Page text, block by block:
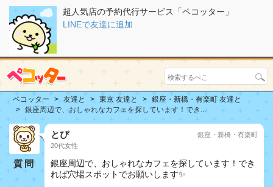
超人気店の予約代行サービス「ペコッター」
LINEで友達に追加
ペコッター 友達と 東京 友達と
銀座・新橋・有楽町 友達と
銀座周辺で、おしゃれなカフェを探しています！でき...
質問
とぴ
20代女性
銀座・新橋・有楽町
銀座周辺で、おしゃれなカフェを探しています！でき
れば穴場スポットでお願いします✨